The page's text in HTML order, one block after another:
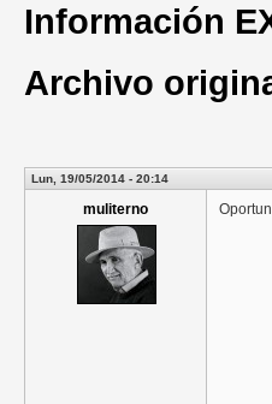
Información
Archivo
Lun, 19/05/2014 - 20:14
muliterno